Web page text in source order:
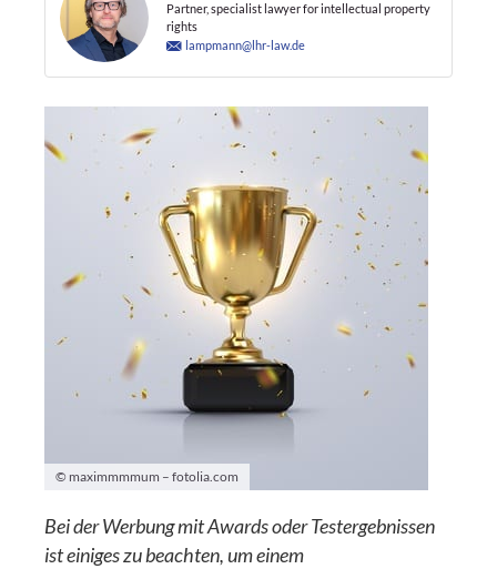
Partner, specialist lawyer for intellectual property
rights
lampmann@lhr-law.de
© maximmmmum – fotolia.com
Bei der Werbung mit Awards oder Testergebnissen
ist einiges zu beachten, um einem